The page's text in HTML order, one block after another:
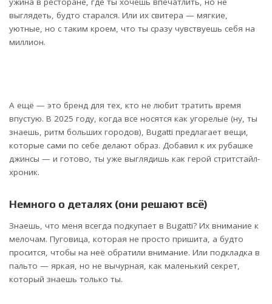
выглядеть, будто старался. Или их свитера — мягкие,
уютные, но с таким кроем, что ты сразу чувствуешь себя на
миллион.
А ещё — это бренд для тех, кто не любит тратить время
впустую. В 2025 году, когда все носятся как угорелые (ну, ты
знаешь, ритм больших городов), Bugatti предлагает вещи,
которые сами по себе делают образ. Добавил к их рубашке
джинсы — и готово, ты уже выглядишь как герой стритстайл-
хроник.
Немного о деталях (они решают всё)
Знаешь, что меня всегда подкупает в Bugatti? Их внимание к
мелочам. Пуговица, которая не просто пришита, а будто
просится, чтобы на неё обратили внимание. Или подкладка в
пальто — яркая, но не вычурная, как маленький секрет,
который знаешь только ты.